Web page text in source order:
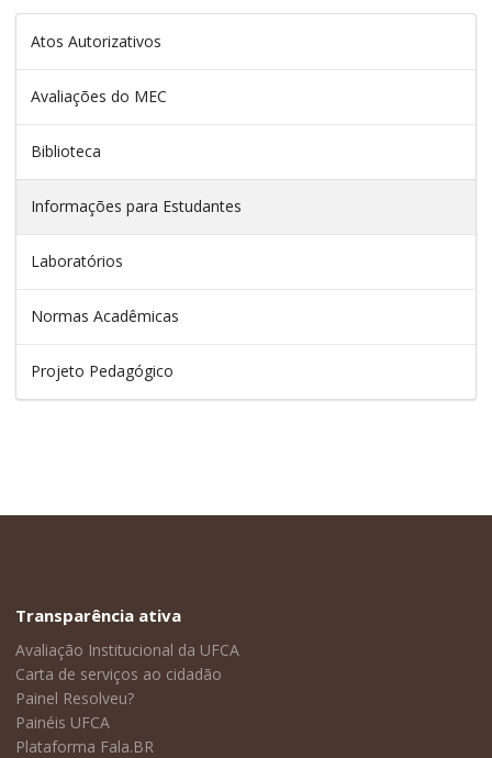
Atos Autorizativos
Avaliações do MEC
Biblioteca
Informações para Estudantes
Laboratórios
Normas Acadêmicas
Projeto Pedagógico
Transparência ativa
Avaliação Institucional da UFCA
Carta de serviços ao cidadão
Painel Resolveu?
Painéis UFCA
Plataforma Fala.BR